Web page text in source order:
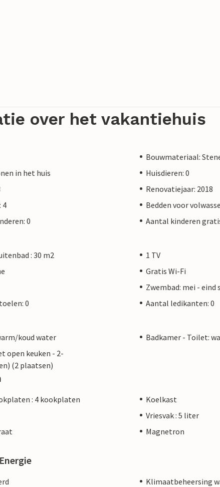
over het vakantiehuis
Bouwmateriaal:
in het huis
Huisdieren: 0
Renovatiejaar: 2018
4
Bedden voor
0
Aantal kinderen
: 30 m2
1 TV
Gratis Wi-Fi
Zwembad: mei - eind
0
Aantal ledikanten: 0
koud water
Badkamer - Toilet:
open keuken - 2-
(2 plaatsen)
: 4 kookplaten
Koelkast
Vriesvak : 5 liter
Magnetron
Klimaatbeheersing